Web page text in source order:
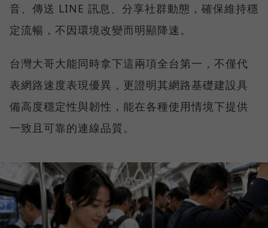
音、傳送 LINE 訊息、分享社群動態，確保維持穩
定流暢，不因環境改變而明顯降速。
台灣大哥大能同時拿下這兩項全台第一，不僅代
表網路速度表現優異，更證明其網路基礎建設具
備高度穩定性與韌性，能在各種使用情境下提供
一致且可靠的連線品質。